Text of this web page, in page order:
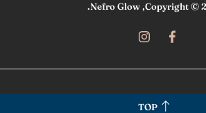
Copyright ©
Nefro Glow
.
TOP